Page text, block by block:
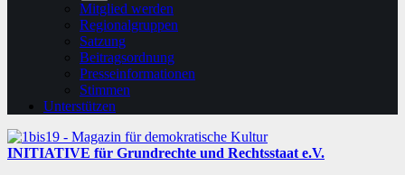
Mitglied werden
Regionalgruppen
Satzung
Beitragsordnung
Presseinformationen
Stimmen
Unterstützen
INITIATIVE für Grundrechte und Rechtsstaat e.V.